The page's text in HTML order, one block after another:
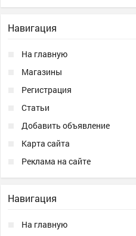
Навигация
На главную
Магазины
Регистрация
Статьи
Добавить объявление
Карта сайта
Реклама на сайте
Навигация
На главную